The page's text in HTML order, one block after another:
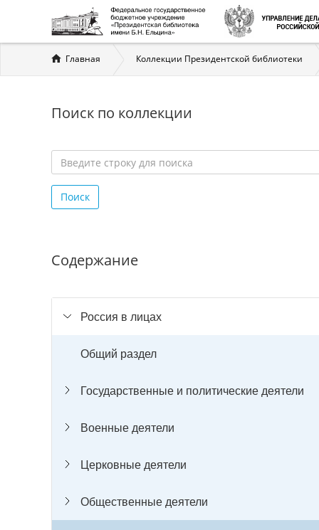
Вы
здесь
Главная Коллекции Президентской библиотеки
Поиск по коллекции
строку
для
Поиск
Содержание
Россия в лицах
Общий раздел
Государственные и политические деятели
Военные деятели
Церковные деятели
Общественные деятели